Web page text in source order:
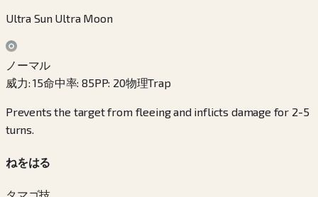
Ultra Sun Ultra Moon
ノーマル
威力:15命中率:85PP: 20物理Trap
Prevents the target from fleeing and inflicts damage for 2-5
turns.
ねをはる